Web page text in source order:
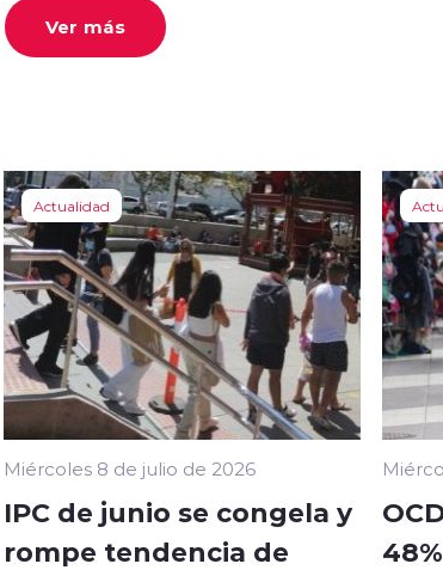
Ver más
Actualidad
Miércoles 8 de julio de 2026
IPC de junio se congela y
rompe tendencia de